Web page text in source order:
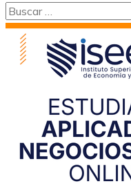
Buscar: